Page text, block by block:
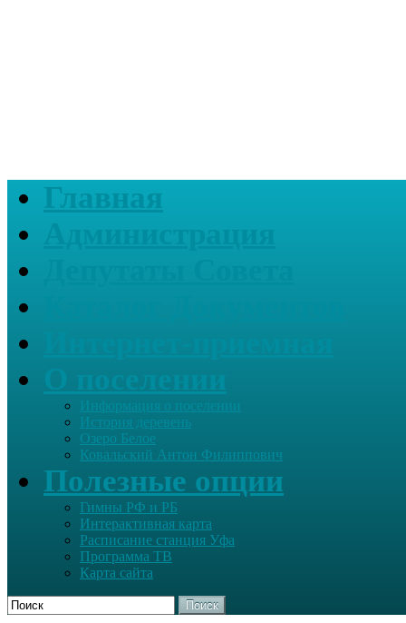
Главная
Информация о поселении
История деревень
Озеро Белое
Ковальский Антон Филиппович
Полезные опции
Гимны РФ и РБ
Интерактивная карта
Расписание станция Уфа
Программа ТВ
Карта сайта
Поиск